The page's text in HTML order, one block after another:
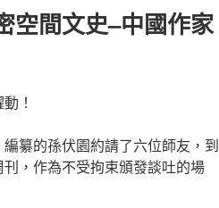
空間文史–中國作家
！
纂的孫伏園約請了六位師友，到
，作為不受拘束頒發談吐的場